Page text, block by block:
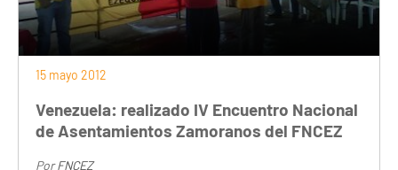
15 mayo 2012
Venezuela: realizado IV Encuentro Nacional
de Asentamientos Zamoranos del FNCEZ
PorFNCEZ